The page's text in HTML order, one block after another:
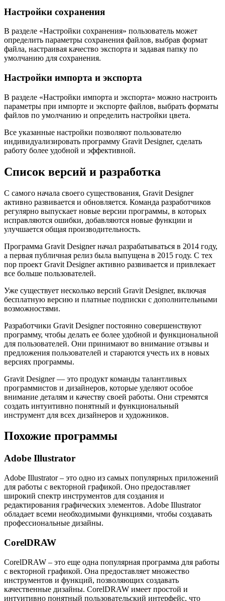
Настройки сохранения
В разделе «Настройки сохранения» пользователь может
определить параметры сохранения файлов, выбрав формат
файла, настраивая качество экспорта и задавая папку по
умолчанию для сохранения.
Настройки импорта и экспорта
В разделе «Настройки импорта и экспорта» можно настроить
параметры при импорте и экспорте файлов, выбрать форматы
файлов по умолчанию и определить настройки цвета.
Все указанные настройки позволяют пользователю
индивидуализировать программу Gravit Designer, сделать
работу более удобной и эффективной.
Список версий и разработка
С самого начала своего существования, Gravit Designer
активно развивается и обновляется. Команда разработчиков
регулярно выпускает новые версии программы, в которых
исправляются ошибки, добавляются новые функции и
улучшается общая производительность.
Программа Gravit Designer начал разрабатываться в 2014 году,
а первая публичная релиз была выпущена в 2015 году. С тех
пор проект Gravit Designer активно развивается и привлекает
все больше пользователей.
Уже существует несколько версий Gravit Designer, включая
бесплатную версию и платные подписки с дополнительными
возможностями.
Разработчики Gravit Designer постоянно совершенствуют
программу, чтобы делать ее более удобной и функциональной
для пользователей. Они принимают во внимание отзывы и
предложения пользователей и стараются учесть их в новых
версиях программы.
Gravit Designer — это продукт команды талантливых
программистов и дизайнеров, которые уделяют особое
внимание деталям и качеству своей работы. Они стремятся
создать интуитивно понятный и функциональный
инструмент для всех дизайнеров и художников.
Похожие программы
Adobe Illustrator
Adobe Illustrator – это одно из самых популярных приложений
для работы с векторной графикой. Оно предоставляет
широкий спектр инструментов для создания и
редактирования графических элементов. Adobe Illustrator
обладает всеми необходимыми функциями, чтобы создавать
профессиональные дизайны.
CorelDRAW
CorelDRAW – это еще одна популярная программа для работы
с векторной графикой. Она предоставляет множество
инструментов и функций, позволяющих создавать
качественные дизайны. CorelDRAW имеет простой и
интуитивно понятный пользовательский интерфейс, что